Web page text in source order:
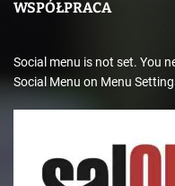
WSPÓŁPRACA
Social menu is not set. You
Social Menu on Menu